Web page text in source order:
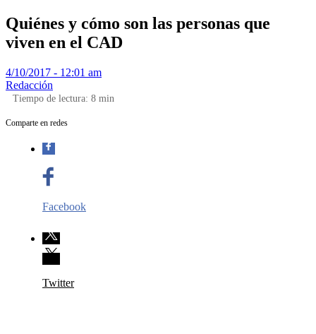
Quiénes y cómo son las personas que
viven en el CAD
4/10/2017 - 12:01 am
Redacción
Tiempo de lectura: 8 min
Comparte en redes
Facebook
Twitter